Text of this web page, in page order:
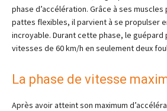
phase d’accélération. Grâce à ses
pattes flexibles, il parvient à se propulser
incroyable. Durant cette phase, le
vitesses de 60 km/h en seulement deux
La phase de vitesse
Après avoir atteint son maximum